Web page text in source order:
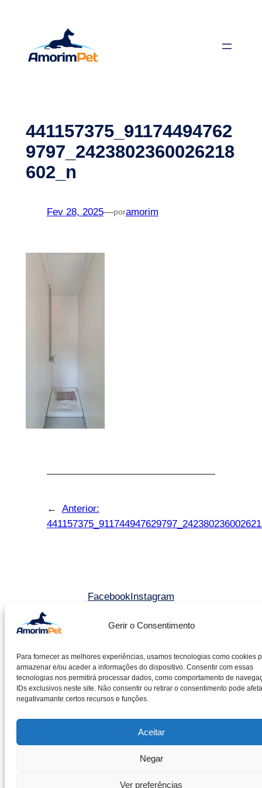
Gerir o Consentimento
Para fornecer as melhores experiências, usamos tecnologias como cookies
armazenar e/ou aceder a informações do dispositivo. Consentir com essas
tecnologias nos permitirá processar dados, como comportamento de
IDs exclusivos neste site. Não consentir ou retirar o consentimento pode
negativamante certos recursos e funções.
Aceitar
Negar
Ver preferências
conteúdo
441157375_91174494762
9797_2423802360026218
602_n
Fev 28, 2025—poramorim
←
Anterior:
Facebook Instagram
©2025 Amorim & Pereira Lda. All rights reserved.
Livro de reclamações
Entidade RAL – CACRC
Política de cookies
Política de privacidade